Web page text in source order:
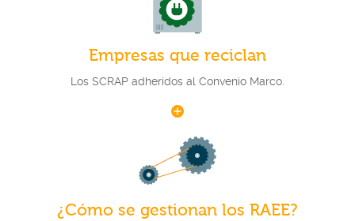
Empresas que reciclan
Los SCRAP adheridos al Convenio Marco.
¿Cómo se gestionan los RAEE?